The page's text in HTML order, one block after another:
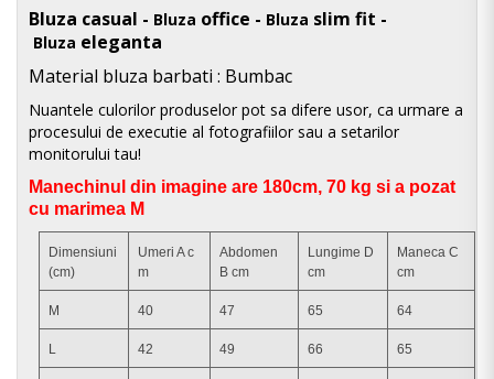
Bluza casual - Bluza office - Bluza slim fit -
Bluza eleganta
Material bluza barbati : Bumbac
Nuantele culorilor produselor pot sa difere usor, ca urmare a
procesului de executie al fotografiilor sau a setarilor
monitorului tau!
Manechinul din imagine are 180cm, 70 kg si a pozat
cu marimea M
Dimensiuni
(cm)
Umeri A c
m
Abdomen
B cm
Lungime D
cm
Maneca C
cm
M 40 47 65 64
L 42 49 66 65